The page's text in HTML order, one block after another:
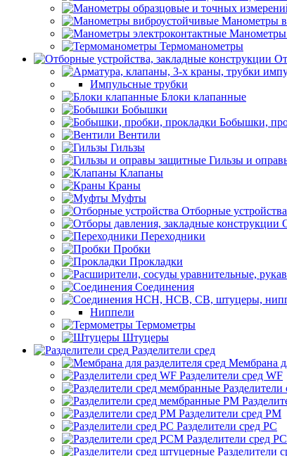
Манометры
Манометры
Термоманометры
Импульсные трубки
Блоки клапанные
Бобышки
Бобышки,
Вентили
Гильзы
Гильзы и
Клапаны
Краны
Муфты
Отборные устройства
Переходники
Пробки
Прокладки
Соединения
Ниппели
Термометры
Штуцеры
Разделители сред
Мембрана
Разделители сред WF
Разделители сред РМ
Разделители сред РС
Разделители сред
Разделители